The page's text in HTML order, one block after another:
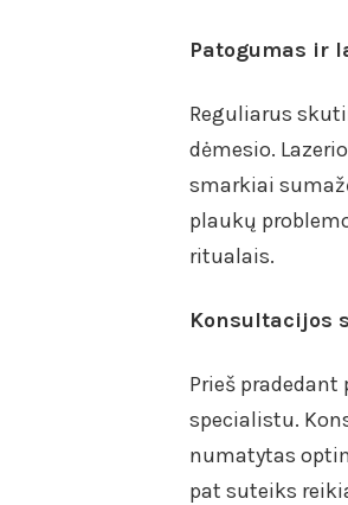
Patogumas ir
Reguliarus
dėmesio.
smarkiai
plaukų
ritualais.
Konsultacijos
Prieš
specialistu.
numatytas
pat suteiks